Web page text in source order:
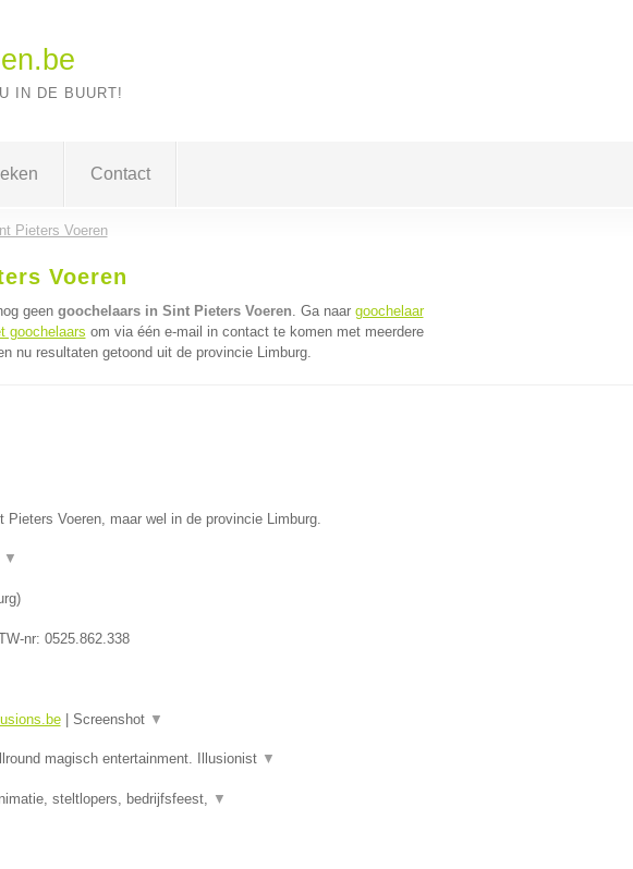
IN DE BUURT!
Contact
Pieters Voeren
Voeren
geen goochelaars in Sint Pieters Voeren. Ga naar goochelaar
goochelaars om via één e-mail in contact te komen met meerdere
nu resultaten getoond uit de provincie Limburg.
Pieters Voeren, maar wel in de provincie Limburg.
▼
)
nr: 0525.862.338
| Screenshot ▼
magisch entertainment. Illusionist ▼
steltlopers, bedrijfsfeest, ▼